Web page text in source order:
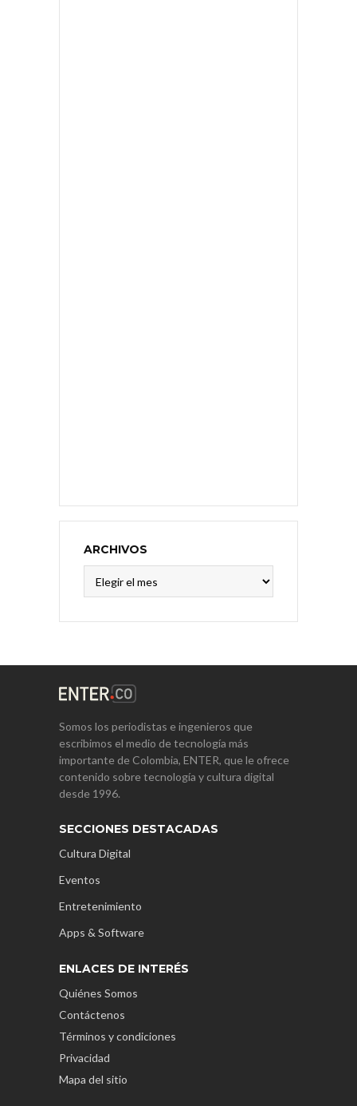
ARCHIVOS
Somos los periodistas e ingenieros que
escribimos el medio de tecnología más
importante de Colombia, ENTER, que le ofrece
contenido sobre tecnología y cultura digital
desde 1996.
SECCIONES DESTACADAS
Cultura Digital
Eventos
Entretenimiento
Apps & Software
ENLACES DE INTERÉS
Quiénes Somos
Contáctenos
Términos y condiciones
Privacidad
Mapa del sitio